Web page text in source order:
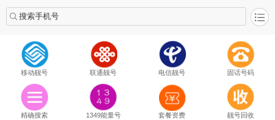
搜索手机号
移动靓号 联通靓号 电信靓号 固话号码
精确搜索 1349能量号 套餐资费 靓号回收
2020​移动最新套餐资费...
2020​联通最新套餐资费...